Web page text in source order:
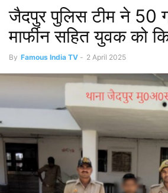
जैदपुर पुलिस टीम ने 50
मार्फीन सहित युवक को
By Famous India TV - 2 April 2025